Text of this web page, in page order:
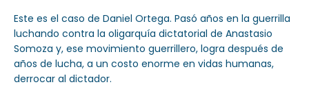
Este es el caso de Daniel Ortega. Pasó años en la guerrilla
luchando contra la oligarquía dictatorial de Anastasio
Somoza y, ese movimiento guerrillero, logra después de
años de lucha, a un costo enorme en vidas humanas,
derrocar al dictador.